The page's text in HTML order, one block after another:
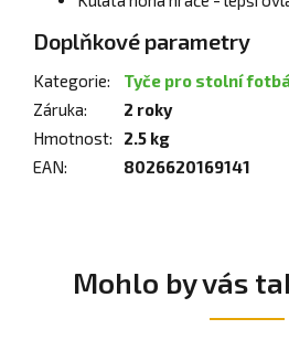
Doplňkové parametry
Kategorie:
Tyče pro stolní
Záruka:
2 roky
Hmotnost:
2.5 kg
EAN: 8026620169141
Mohlo by vás